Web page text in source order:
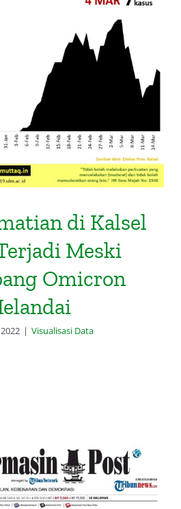
di Kalsel Masih
Omicron
Melandai
di Kalsel
Meski
Omicron
| Visualisasi Data